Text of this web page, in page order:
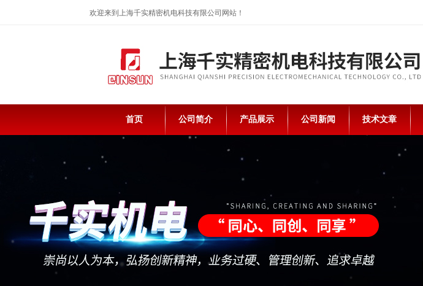
欢迎来到上海千实精密机电科技有限公司网站！
首页 公司简介 产品展示 公司新闻 技术文章